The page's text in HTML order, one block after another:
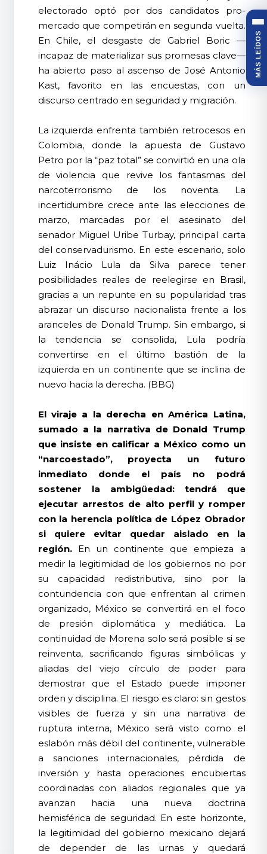
electorado optó por dos candidatos pro-
mercado que competirán en segunda vuelta.
En Chile, el desgaste de Gabriel Boric —
incapaz de materializar sus promesas clave—
ha abierto paso al ascenso de José Antonio
Kast, favorito en las encuestas, con un
discurso centrado en seguridad y migración.
La izquierda enfrenta también retrocesos en
Colombia, donde la apuesta de Gustavo
Petro por la “paz total” se convirtió en una ola
de violencia que revive los fantasmas del
narcoterrorismo de los noventa. La
incertidumbre crece ante las elecciones de
marzo, marcadas por el asesinato del
senador Miguel Uribe Turbay, principal carta
del conservadurismo. En este escenario, solo
Luiz Inácio Lula da Silva parece tener
posibilidades reales de reelegirse en Brasil,
gracias a un repunte en su popularidad tras
abrazar un discurso nacionalista frente a los
aranceles de Donald Trump. Sin embargo, si
la tendencia se consolida, Lula podría
convertirse en el último bastión de la
izquierda en un continente que se inclina de
nuevo hacia la derecha. (BBG)
El viraje a la derecha en América Latina,
sumado a la narrativa de Donald Trump
que insiste en calificar a México como un
“narcoestado”, proyecta un futuro
inmediato donde el país no podrá
sostener la ambigüedad: tendrá que
ejecutar arrestos de alto perfil y romper
con la herencia política de López Obrador
si quiere evitar quedar aislado en la
región.En un continente que empieza a
medir la legitimidad de los gobiernos no por
su capacidad redistributiva, sino por la
contundencia con que enfrentan al crimen
organizado, México se convertirá en el foco
de presión diplomática y mediática. La
continuidad de Morena solo será posible si se
reinventa, sacrificando figuras simbólicas y
aliadas del viejo círculo de poder para
demostrar que el Estado puede imponer
orden y disciplina. El riesgo es claro: sin gestos
visibles de fuerza y sin una narrativa de
ruptura interna, México será visto como el
eslabón más débil del continente, vulnerable
a sanciones internacionales, pérdida de
inversión y hasta operaciones encubiertas
coordinadas con aliados regionales que ya
avanzan hacia una nueva doctrina
hemisférica de seguridad. En este horizonte,
la legitimidad del gobierno mexicano dejará
de depender de las urnas y quedará
MÁS LEÍDOS